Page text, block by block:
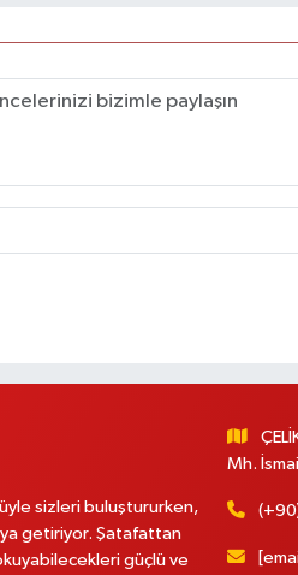
sizleri buluştururken,
getiriyor. Şatafattan
güçlü ve
Mh.